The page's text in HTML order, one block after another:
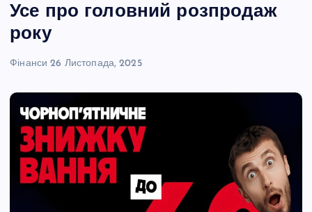
Усе про головний розпродаж
року
Фінанси 26 Листопада, 2025